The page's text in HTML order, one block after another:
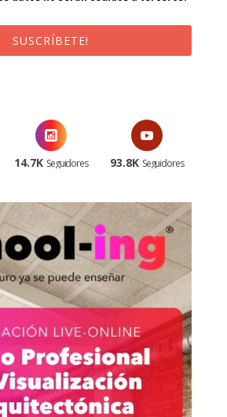
SUSCRÍBETE!
14.7K Seguidores 93.8K Seguidores